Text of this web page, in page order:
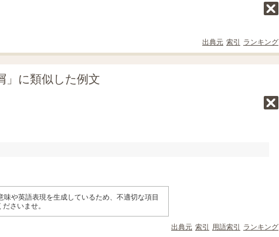
出典元 索引 ランキング
」に類似した例文
や英語表現を生成しているため、不適切な項目
さいませ。
出典元 索引 用語索引 ランキング